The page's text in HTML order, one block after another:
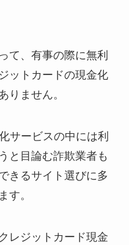
て、有事の際に無利
ットカードの現金化
りません。
サービスの中には利
と目論む詐欺業者も
きるサイト選びに多
す。
レジットカード現金